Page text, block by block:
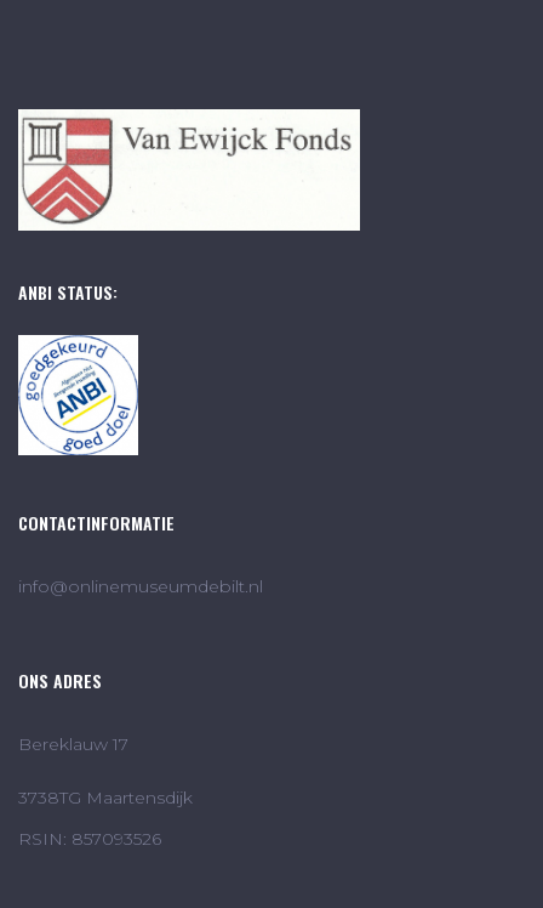
ANBI STATUS:
CONTACTINFORMATIE
info@onlinemuseumdebilt.nl
ONS ADRES
Bereklauw 17
3738TG Maartensdijk
RSIN: 857093526